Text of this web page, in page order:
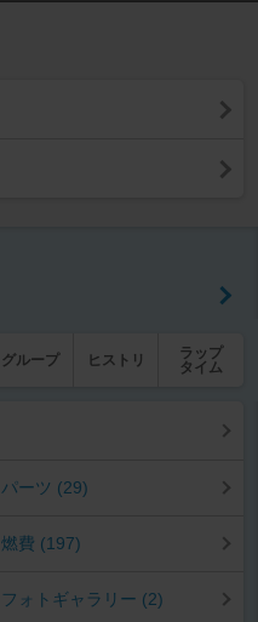
グループ ヒストリ
ラップ
タイム
パーツ (29)
燃費 (197)
フォトギャラリー (2)